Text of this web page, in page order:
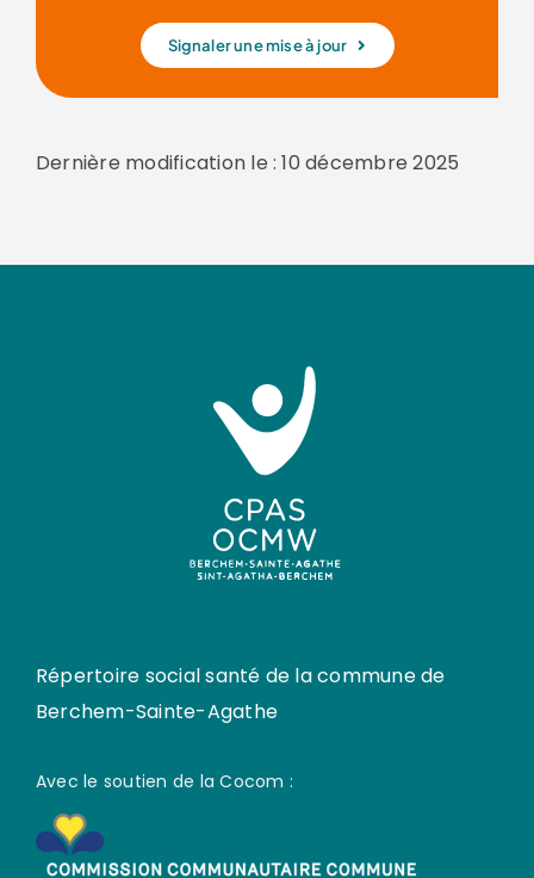
Signaler une mise à jour
Dernière modification le : 10 décembre 2025
Répertoire social santé de la commune de
Berchem-Sainte-Agathe
Avec le soutien de la Cocom :